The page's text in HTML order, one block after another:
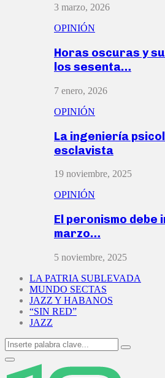
3 marzo, 2026
OPINIÓN
Horas oscuras y
los sesenta…
7 enero, 2026
OPINIÓN
La ingeniería
esclavista
19 noviembre, 2025
OPINIÓN
El peronismo debe
marzo…
5 noviembre, 2025
LA PATRIA SUBLEVADA
MUNDO SECTAS
JAZZ Y HABANOS
“SIN RED”
JAZZ
Search
for:
Search
Primary
Menu